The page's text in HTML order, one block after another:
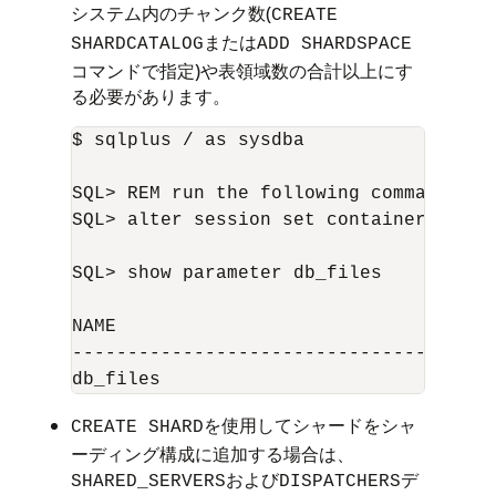
システム内のチャンク数(CREATE
SHARDCATALOG またはADD SHARDSPACE
コマンドで指定)や表領域数の合計以上にす
る必要があります。
$ sqlplus / as sysdba
SQL> REM run the following command if
SQL> alter session set container=
SQL> show parameter db_files
NAME
------------------------------------
CREATE SHARDを使用してシャードをシャ
ーディング構成に追加する場合は、
SHARED_SERVERSおよびDISPATCHERSデ